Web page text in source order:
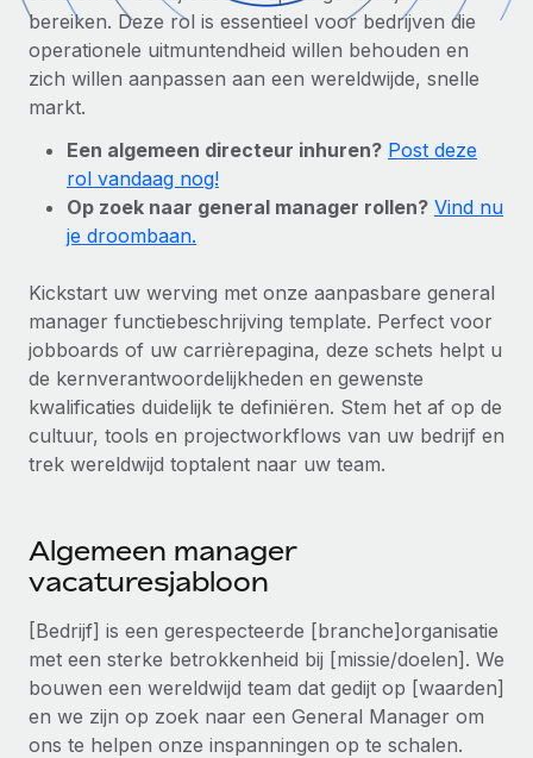
Zzp'ers internationaal onboarden en beheren
PEO
Ingewikkelde HR-taken eenvoudig uitbesteden
INFRASTRUCTUUR
Remote Embedded
HR naadloos in workflows integreren
Ingebouwde essentiële HR-functies voor je team
Verbinden Nieuw
AI-tools koppelen aan Remote met onze MCP
Integraties
Processen stroomlijnen met essentiële zakelijke tools
DIENSTEN
Vraag een expert
Achtergrondonderzoek
Vereenvoudig het screeningsproces van
kandidaten
bedrijven
Mid-market
Teams uitbreiden met HR solutions op maat
Enterprise
Global HR voor grote bedrijven
WERK MET ONS SAMEN
Strategische technologiepartners
Integreer global HR flexibel in je platform
Remote Build Binnenkort beschikbaar
CASESTUDY'S
Betalingscalculator voor zzp'ers
Ontdek valuta-opties en betaalsnelheden voor
internationale zzp'ers
LEREN MET REMOTE
Onderzoek en gidsen
Casestudy's
HR-woordenlijst
Checklists en templates
Bibliotheek met functiebeschrijvingen
Webinars
Inzicht in salaris en talent
Inzichtencentrum
Alle bronnen bekijken
Nederlands
Français
Deutsch
Español
Português (Portugal)
日本語
한국어
Inloggen
bereiken. Deze rol is essentieel voor bedrijven die
operationele uitmuntendheid willen behouden en
zich willen aanpassen aan een wereldwijde, snelle
markt.
Een algemeen directeur inhuren? Post deze
rol vandaag nog!
Op zoek naar general manager rollen? Vind nu
je droombaan.
Kickstart uw werving met onze aanpasbare general
manager functiebeschrijving template. Perfect voor
jobboards of uw carrièrepagina, deze schets helpt u
de kernverantwoordelijkheden en gewenste
kwalificaties duidelijk te definiëren. Stem het af op de
cultuur, tools en projectworkflows van uw bedrijf en
trek wereldwijd toptalent naar uw team.
Algemeen manager
vacaturesjabloon
[Bedrijf] is een gerespecteerde [branche]organisatie
met een sterke betrokkenheid bij [missie/doelen]. We
bouwen een wereldwijd team dat gedijt op [waarden]
en we zijn op zoek naar een General Manager om
ons te helpen onze inspanningen op te schalen.